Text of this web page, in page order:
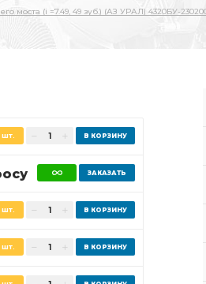
моста (i =7.49, 49 зуб.) (АЗ УРАЛ) 4320БУ-